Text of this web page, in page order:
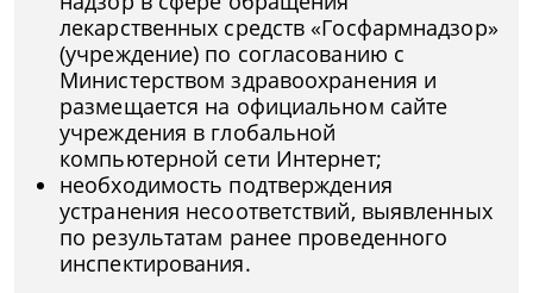
лекарственных средств «Госфармнадзор»
(учреждение) по согласованию с
Министерством здравоохранения и
размещается на официальном сайте
учреждения в глобальной
компьютерной сети Интернет;
необходимость подтверждения
устранения несоответствий, выявленных
по результатам ранее проведенного
инспектирования.